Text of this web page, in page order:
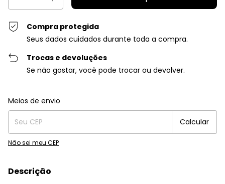
Compra protegida
Seus dados cuidados durante toda a compra.
Trocas e devoluções
Se não gostar, você pode trocar ou devolver.
Entregas para o CEP:
Meios de envio
Calcular
Não sei meu CEP
Descrição